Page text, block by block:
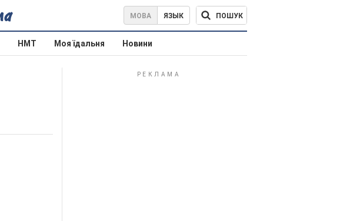
МОВА ЯЗЫК ПОШУК
НМТ Моя їдальня Новини